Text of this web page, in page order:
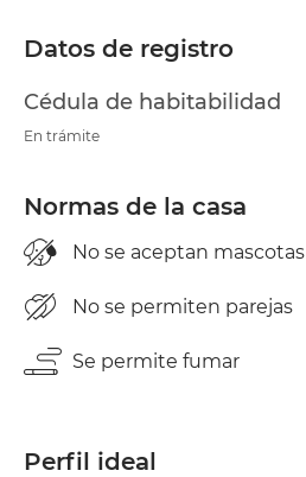
Datos de registro
Cédula de habitabilidad
En trámite
Normas de la casa
No se aceptan mascotas
No se permiten parejas
Se permite fumar
Perfil ideal